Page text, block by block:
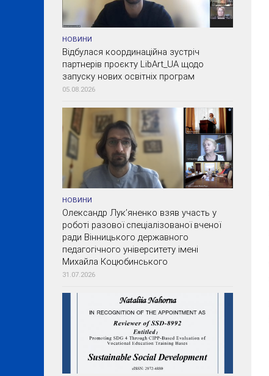
НОВИНИ
Відбулася координаційна зустріч
партнерів проєкту LibArt_UA щодо
запуску нових освітніх програм
05.08.2026
НОВИНИ
Олександр Лук’яненко взяв участь у
роботі разової спеціалізованої вченої
ради Вінницького державного
педагогічного університету імені
Михайла Коцюбинського
31.07.2026